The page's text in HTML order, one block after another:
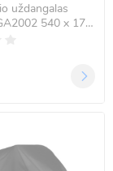
uždangalas
540 x 175